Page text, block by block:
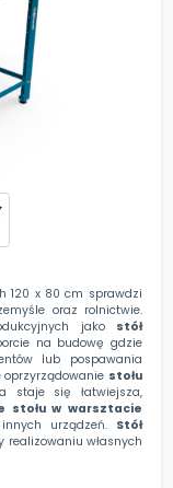
120 x 80 cm sprawdzi
oraz rolnictwie.
jako stół
na budowę gdzie
lub pospawania
oprzyrządowanie stołu
staje się łatwiejsza,
stołu w warsztacie
urządzeń. Stół
realizowaniu własnych